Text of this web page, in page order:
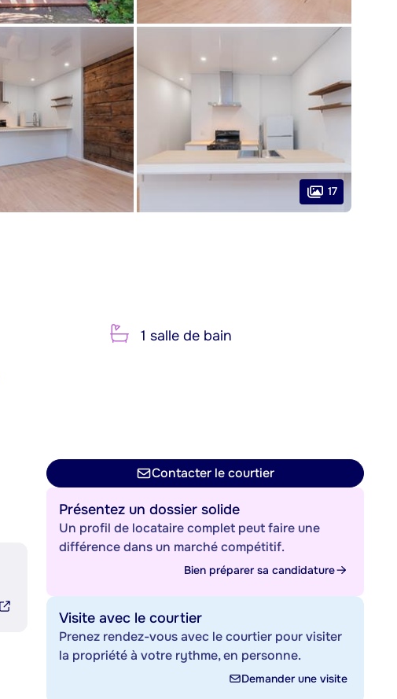
17
1 salle de bain
Contacter le courtier
Présentez un dossier solide
Un profil de locataire complet peut faire une
différence dans un marché compétitif.
Bien préparer sa candidature
Visite avec le courtier
Prenez rendez-vous avec le courtier pour visiter
la propriété à votre rythme, en personne.
Demander une visite